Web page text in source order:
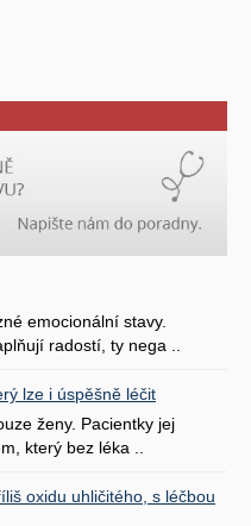
emocionální stavy.
radostí, ty nega ..
lze i úspěšně léčit
ženy. Pacientky jej
který bez léka ..
oxidu uhličitého, s léčbou